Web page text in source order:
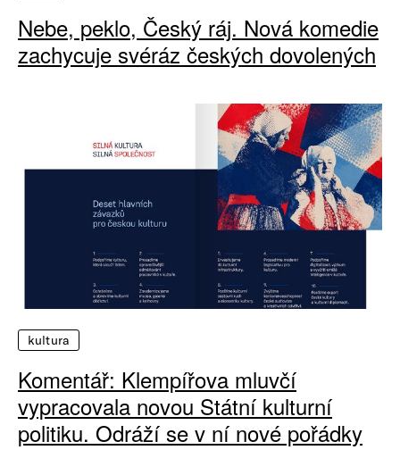
Nebe, peklo, Český ráj. Nová komedie
zachycuje svéráz českých dovolených
kultura
Komentář: Klempířova mluvčí
vypracovala novou Státní kulturní
politiku. Odráží se v ní nové pořádky